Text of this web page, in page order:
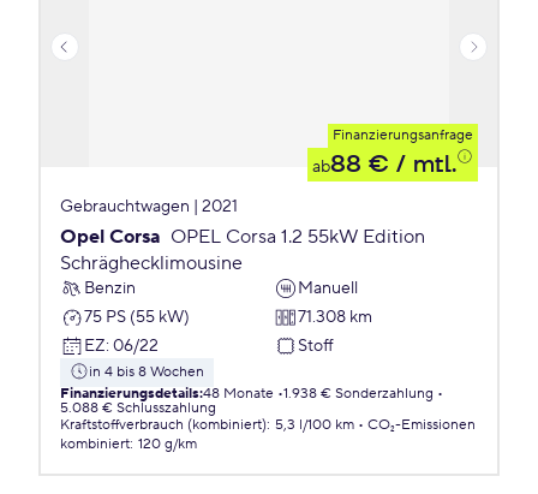
Finanzierungsanfrage
ab88 € / mtl.
Gebrauchtwagen | 2021
Opel Corsa OPEL Corsa 1.2 55kW Edition
Schräghecklimousine
Benzin
Manuell
75 PS (55 kW)
71.308 km
EZ: 06/22 Stoff
in 4 bis 8 Wochen
Finanzierungsdetails:48 Monate 1.938 € Sonderzahlung
5.088 € Schlusszahlung
Kraftstoffverbrauch (kombiniert): 5,3 l/100 km
CO₂-Emissionen
kombiniert: 120 g/km